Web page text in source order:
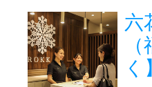
六
く